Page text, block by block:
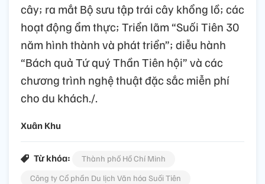
cây; ra mắt Bộ sưu tập trái cây khổng lồ; các
hoạt động ẩm thực; Triển lãm “Suối Tiên 30
năm hình thành và phát triển”; diễu hành
“Bách quả Tứ quý Thần Tiên hội” và các
chương trình nghệ thuật đặc sắc miễn phí
cho du khách./.
Xuân Khu
Từ khóa:
Thành phố Hồ Chí Minh
Công ty Cổ phần Du lịch Văn hóa Suối Tiên